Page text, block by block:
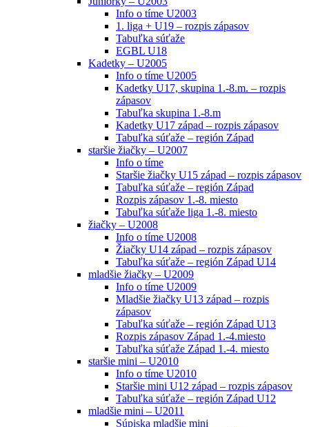
Info o tíme U2003
1. liga + U19 – rozpis zápasov
Tabuľka súťaže
EGBL U18
Kadetky – U2005
Info o tíme U2005
Kadetky U17, skupina 1.-8.m. – rozpis
zápasov
Tabuľka skupina 1.-8.m
Kadetky U17 západ – rozpis zápasov
Tabuľka súťaže – región Západ
staršie žiačky – U2007
Info o tíme
Staršie žiačky U15 západ – rozpis zápasov
Tabuľka súťaže – región Západ
Rozpis zápasov 1.-8. miesto
Tabuľka súťaže liga 1.-8. miesto
žiačky – U2008
Info o tíme U2008
Žiačky U14 západ – rozpis zápasov
Tabuľka súťaže – región Západ U14
mladšie žiačky – U2009
Info o tíme U2009
Mladšie žiačky U13 západ – rozpis
zápasov
Tabuľka súťaže – región Západ U13
Rozpis zápasov Západ 1.-4.miesto
Tabuľka súťaže Západ 1.-4. miesto
staršie mini – U2010
Info o tíme U2010
Staršie mini U12 západ – rozpis zápasov
Tabuľka súťaže – región Západ U12
mladšie mini – U2011
Súpiska mladšie mini